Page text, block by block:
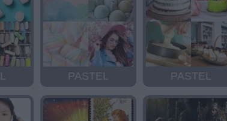
PASTEL PASTEL